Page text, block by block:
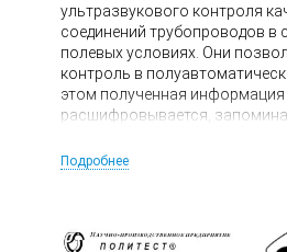
ультразвукового контроля
соединений трубопроводов в
полевых условиях. Они
контроль в
этом полученная информация
расшифровывается,
Дефектоскоп также может
Подробнее